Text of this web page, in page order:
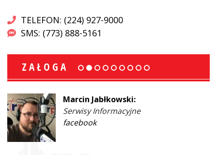
TELEFON: (224) 927-9000
SMS: (773) 888-5161
ZAŁOGA
Marcin Jabłkowski:
Serwisy Informacyjne
facebook